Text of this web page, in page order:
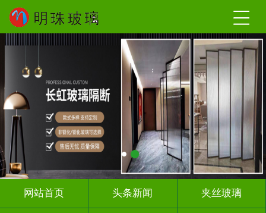
网站首页 头条新闻 夹丝玻璃